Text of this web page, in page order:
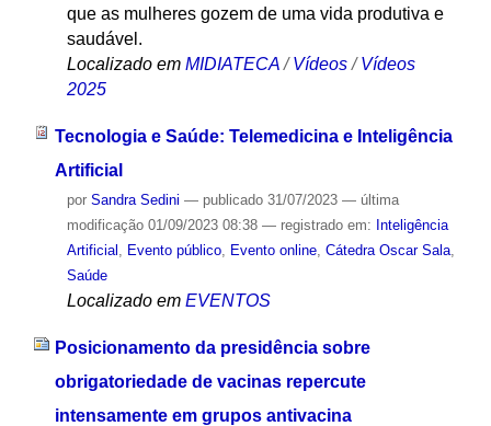
que as mulheres gozem de uma vida produtiva e
saudável.
Localizado em MIDIATECA /Vídeos /Vídeos
2025
Tecnologia e Saúde: Telemedicina e Inteligência
Artificial
por Sandra Sedini — publicado31/07/2023 — última
modificação01/09/2023 08:38 — registrado em: Inteligência
Artificial
Evento público, Evento online, Cátedra Oscar Sala,
Saúde
Localizado em EVENTOS
Posicionamento da presidência sobre
obrigatoriedade de vacinas repercute
intensamente em grupos antivacina